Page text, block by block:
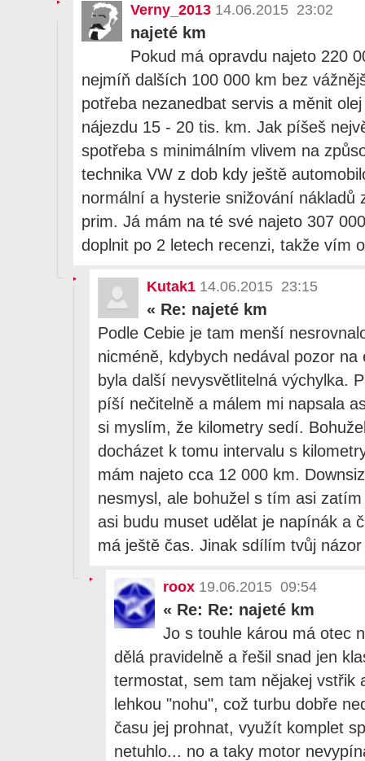
Verny_2013 14.06.2015 23:02
najeté km
Pokud má opravdu najeto 220
nejmíň dalších 100 000 km bez
potřeba nezanedbat servis a měnit
nájezdu 15 - 20 tis. km. Jak píšeš
spotřeba s minimálním vlivem na
technika VW z dob kdy ještě
normální a hysterie snižování nákladů
prim. Já mám na té své najeto 307
doplnit po 2 letech recenzi, takže vím
Kutak1 14.06.2015 23:15
« Re: najeté km
Podle Cebie je tam menší
nicméně, kdybych nedával pozor
byla další nevysvětlitelná výchylka.
píší nečitelně a málem mi napsala
si myslím, že kilometry sedí.
docházet k tomu intervalu s
mám najeto cca 12 000 km.
nesmysl, ale bohužel s tím asi
asi budu muset udělat je napínák a
má ještě čas. Jinak sdílím tvůj
roox 19.06.2015 09:54
« Re: Re: najeté km
Jo s touhle károu má otec
dělá pravidelně a řešil snad jen
termostat, sem tam nějakej vstřik
lehkou "nohu", což turbu dobře
času jej prohnat, využít komplet
netuhlo... no a taky motor